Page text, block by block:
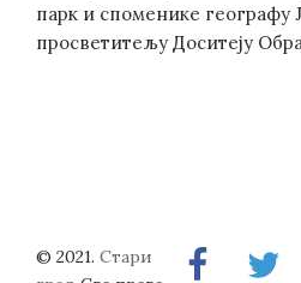
парк и споменике географу
просветитељу Доситеју
Facebook
© 2021. Стари